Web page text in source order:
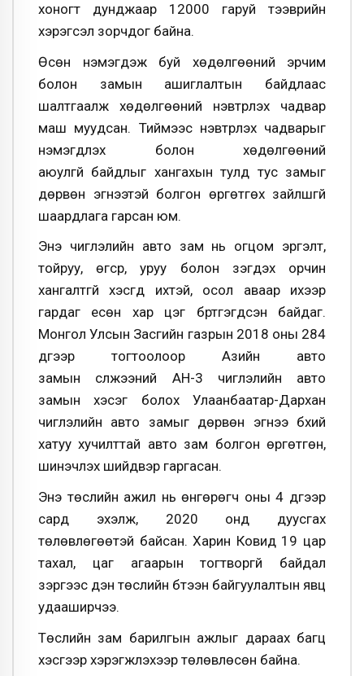
хоногт дунджаар 12000 гаруй тээврийн
хэрэгсэл зорчдог байна.
Өсөн нэмэгдэж буй хөдөлгөөний эрчим
болон замын ашиглалтын байдлаас
шалтгаалж хөдөлгөөний нэвтрүүлэх чадвар
маш муудсан. Тиймээс нэвтрүүлэх чадварыг
нэмэгдүүлэх болон хөдөлгөөний
аюулгүй байдлыг хангахын тулд тус замыг
дөрвөн эгнээтэй болгон өргөтгөх зайлшгүй
шаардлага гарсан юм.
Энэ чиглэлийн авто зам нь огцом эргэлт,
тойруу, өгсүүр, уруу болон үзэгдэх орчин
хангалтгүй хэсгүүд ихтэй, осол аваар ихээр
гардаг есөн хар цэг бүртгэгдсэн байдаг.
Монгол Улсын Засгийн газрын 2018 оны 284
дүгээр тогтоолоор Азийн авто
замын сүлжээний АН-3 чиглэлийн авто
замын хэсэг болох Улаанбаатар-Дархан
чиглэлийн авто замыг дөрвөн эгнээ бүхий
хатуу хучилттай авто зам болгон өргөтгөн,
шинэчлэх шийдвэр гаргасан.
Энэ төслийн ажил нь өнгөрөгч оны 4 дүгээр
сард эхэлж, 2020 онд дуусгах
төлөвлөгөөтэй байсан. Харин Ковид 19 цар
тахал, цаг агаарын тогтворгүй байдал
зэргээс үүдэн төслийн бүтээн байгуулалтын явц
удааширчээ.
Төслийн зам барилгын ажлыг дараах багц
хэсгээр хэрэгжүүлэхээр төлөвлөсөн байна.